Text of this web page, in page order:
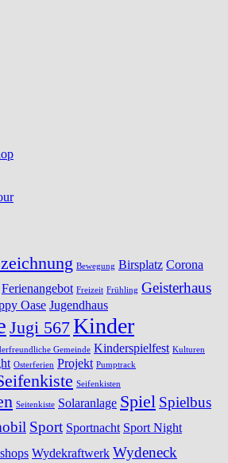
Bewegung Birsplatz Corona
Ferienangebot Freizeit Frühling Geisterhaus
Oase Jugendhaus
Jugi 567Kinder
Gemeinde Kinderspielfest Kulturen
Osterferien Projekt Pumptrack
Seifenkisten
Seitenkiste Solaranlage Spiel Spielbus
Sport Sportnacht Sport Night
Wydekraftwerk Wydeneck